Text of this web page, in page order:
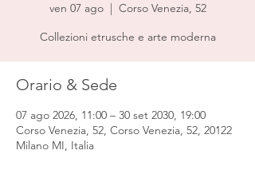
ven 07 ago
  |
Corso Venezia, 52
Collezioni etrusche e arte moderna
Orario & Sede
07 ago 2026, 11:00 – 30 set 2030, 19:00
Corso Venezia, 52, Corso Venezia, 52, 20122
Milano MI, Italia